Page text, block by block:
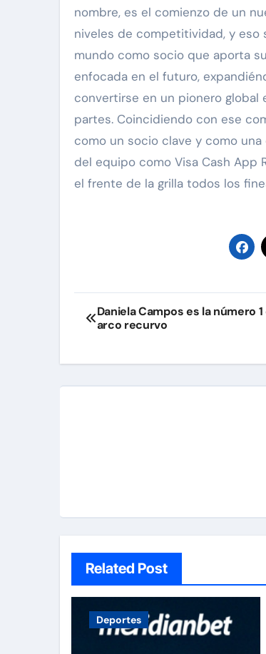
nombre, es el comienzo de un
niveles de competitividad, y eso
mundo como socio que aporta
enfocada en el futuro,
convertirse en un pionero
partes. Coincidiendo con ese
como un socio clave y como
del equipo como Visa Cash App
el frente de la grilla todos los
Navegación
de
entradas
Daniela Campos es la número
arco recurvo
Related Post
Deportes